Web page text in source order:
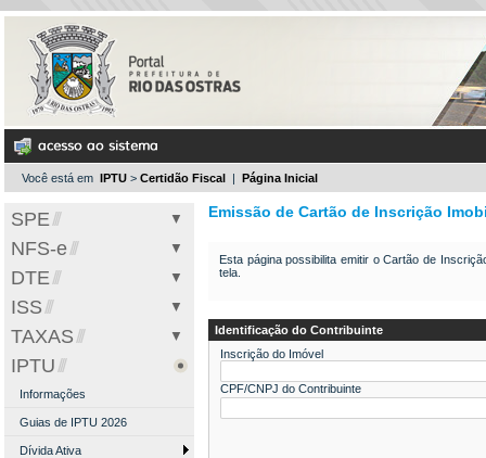
Você está em IPTU > Certidão Fiscal | Página Inicial
SPE
Bem Vindo
Acesso ao Sistema
Solicitar SENHA-WEB
Certidão Fiscal
Verificar Autenticidade
Legislação Tributária
Requerimentos
Perguntas e Respostas
NFS-e
Informações
Consulte seus Créditos
Verifique a Autenticidade
Consulta de RPS
DTE
Informações
ISS
Informações
Solicitação de Cadastro
Consulta Prévia
Comprovante Inscrição
Guias de Autônomo 2026
TAXAS
Informações
Emissão de Taxa
Taxa de Fiscalização
Emissão de 2ª Via
IPTU
Informações
Guias de IPTU 2026
Dívida Ativa
Emissão de Cartão de Inscrição
Esta página possibilita emitir o Cartão de
tela.
Identificação do Contribuinte
Inscrição do Imóvel
CPF/CNPJ do Contribuinte